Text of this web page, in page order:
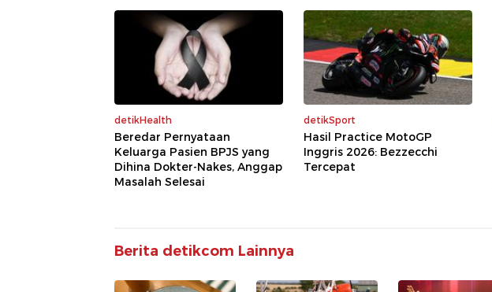
detikHealth
Beredar Pernyataan
Keluarga Pasien BPJS yang
Dihina Dokter-Nakes, Anggap
Masalah Selesai
detikSport
Hasil Practice MotoGP
Inggris 2026: Bezzecchi
Tercepat
Berita detikcom Lainnya